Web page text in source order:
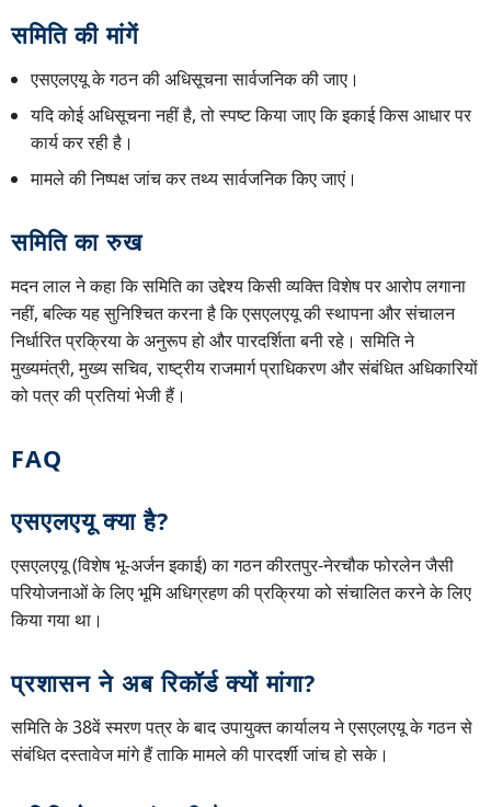
समिति की मांगें
एसएलएयू के गठन की अधिसूचना सार्वजनिक की जाए।
यदि कोई अधिसूचना नहीं है, तो स्पष्ट किया जाए कि इकाई किस आधार पर
कार्य कर रही है।
मामले की निष्पक्ष जांच कर तथ्य सार्वजनिक किए जाएं।
समिति का रुख
मदन लाल ने कहा कि समिति का उद्देश्य किसी व्यक्ति विशेष पर आरोप लगाना
नहीं, बल्कि यह सुनिश्चित करना है कि एसएलएयू की स्थापना और संचालन
निर्धारित प्रक्रिया के अनुरूप हो और पारदर्शिता बनी रहे। समिति ने
मुख्यमंत्री, मुख्य सचिव, राष्ट्रीय राजमार्ग प्राधिकरण और संबंधित अधिकारियों
को पत्र की प्रतियां भेजी हैं।
FAQ
एसएलएयू क्या है?
एसएलएयू (विशेष भू-अर्जन इकाई) का गठन कीरतपुर-नेरचौक फोरलेन जैसी
परियोजनाओं के लिए भूमि अधिग्रहण की प्रक्रिया को संचालित करने के लिए
किया गया था।
प्रशासन ने अब रिकॉर्ड क्यों मांगा?
समिति के 38वें स्मरण पत्र के बाद उपायुक्त कार्यालय ने एसएलएयू के गठन से
संबंधित दस्तावेज मांगे हैं ताकि मामले की पारदर्शी जांच हो सके।